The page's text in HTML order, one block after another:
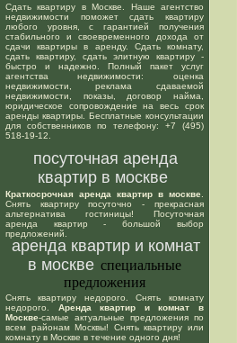
Сдать квартиру в Москве. Наше агентство
недвижимости поможет сдать квартиру
любого уровня, с гарантией получения
стабильного и своевременного дохода от
сдачи квартиры в аренду. Сдать комнату,
сдать квартиру, сдать элитную квартиру -
быстро и надежно. Полный пакет услуг
агентства недвижимости: оценка
недвижимости, реклама сдаваемой
недвижимости, показы, договор найма,
юридическое сопровождение на весь срок
аренды квартиры. Бесплатные консультации
для собственников по телефону: +7 (495)
518-19-12.
посуточная аренда
квартир в москве
Краткосрочная аренда квартир в москве
Снять квартиру посуточно - прекрасная
альтернатива гостиницы! Посуточная
аренда квартир - большой выбор
предложений.
аренда квартир и комнат
в москве специальные
предложения
Снять квартиру недорого. Снять комнату
недорого. Аренда квартир и комнат в
Москве-самые актуальные предложения по
всем районам Москвы! Снять квартиру или
комнату в Москве в течение одного дня!